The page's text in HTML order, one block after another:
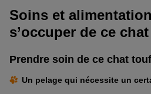
Soins et
s’occuper de ce
Prendre soin de ce chat
Un pelage qui nécessite un